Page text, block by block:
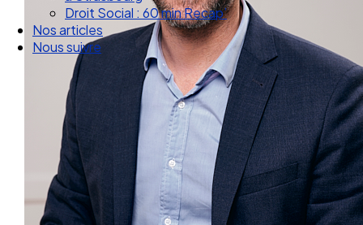
Droit Social : 60 min Recap’
Nos articles
Nous suivre